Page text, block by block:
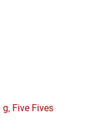
Five Fives